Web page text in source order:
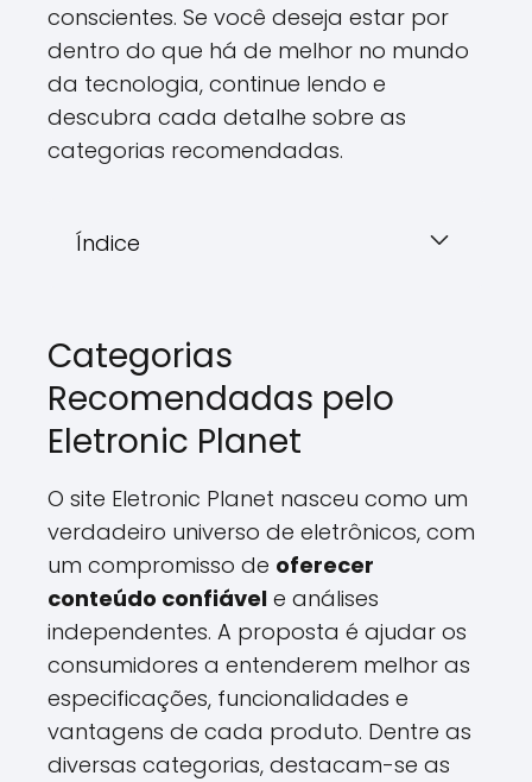
conscientes. Se você deseja estar por
dentro do que há de melhor no mundo
da tecnologia, continue lendo e
descubra cada detalhe sobre as
categorias recomendadas.
Índice
Categorias
Recomendadas pelo
Eletronic Planet
O site Eletronic Planet nasceu como um
verdadeiro universo de eletrônicos, com
um compromisso de oferecer
conteúdo confiável e análises
independentes. A proposta é ajudar os
consumidores a entenderem melhor as
especificações, funcionalidades e
vantagens de cada produto. Dentre as
diversas categorias, destacam-se as